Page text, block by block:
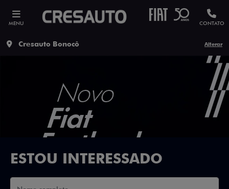
MENU CONTATO
Cresauto Bonocô Alterar
ESTOU INTERESSADO